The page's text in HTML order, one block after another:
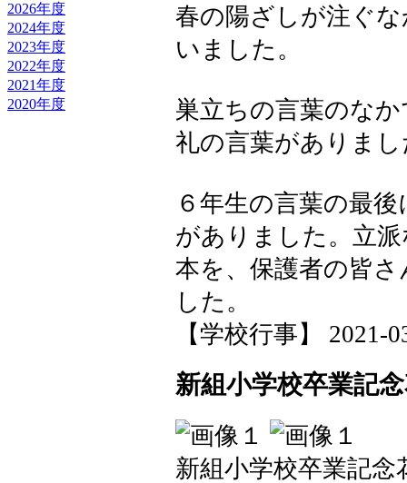
2026年度
2024年度
2023年度
2022年度
2021年度
2020年度
春の陽ざしが注ぐ
いました。
巣立ちの言葉のな
礼の言葉がありま
６年生の言葉の最
がありました。立
本を、保護者の皆
した。
【学校行事】 2021-
新組小学校卒業記
新組小学校卒業記念